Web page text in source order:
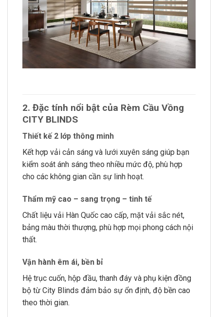
2. Đặc tính nổi bật của Rèm Cầu Vồng
CITY BLINDS
Thiết kế 2 lớp thông minh
Kết hợp vải cản sáng và lưới xuyên sáng giúp bạn
kiểm soát ánh sáng theo nhiều mức độ, phù hợp
cho các không gian cần sự linh hoạt.
Thẩm mỹ cao – sang trọng – tinh tế
Chất liệu vải Hàn Quốc cao cấp, mặt vải sắc nét,
bảng màu thời thượng, phù hợp mọi phong cách nội
thất.
Vận hành êm ái, bền bỉ
Hệ trục cuốn, hộp đầu, thanh đáy và phụ kiện đồng
bộ từ City Blinds đảm bảo sự ổn định, độ bền cao
theo thời gian.